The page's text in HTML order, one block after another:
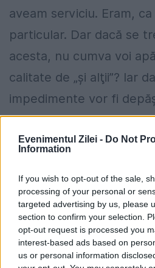
Evenimentul Zilei - Do Not
Information
If you wish to opt-out of the sale,
processing of your personal or
targeted advertising by us, please
section to confirm your selection.
opt-out request is processed you
interest-based ads based on
us or personal information
aveam serviciu. Eram, ca
particular. Dar dacă se
acesta, nu cumva voi
calitate de „şi alţii”? Iar
impedimente vor fi
acelui examen?…
întrebare. Pentru că
miză nespus de mare.
un asemenea prilej?…
au chinuit aceste
asemănătoare. Aveam